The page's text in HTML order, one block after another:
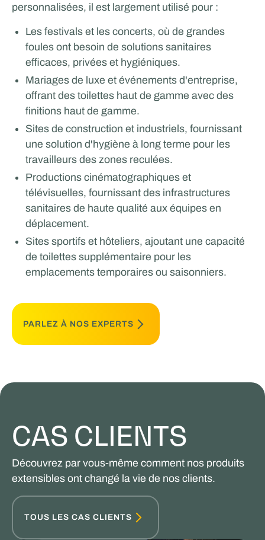
personnalisées, il est largement utilisé pour :
Les festivals et les concerts, où de grandes
foules ont besoin de solutions sanitaires
efficaces, privées et hygiéniques.
Mariages de luxe et événements d'entreprise,
offrant des toilettes haut de gamme avec des
finitions haut de gamme.
Sites de construction et industriels, fournissant
une solution d'hygiène à long terme pour les
travailleurs des zones reculées.
Productions cinématographiques et
télévisuelles, fournissant des infrastructures
sanitaires de haute qualité aux équipes en
déplacement.
Sites sportifs et hôteliers, ajoutant une capacité
de toilettes supplémentaire pour les
emplacements temporaires ou saisonniers.
PARLEZ À NOS EXPERTS
CAS CLIENTS
Découvrez par vous-même comment nos produits
extensibles ont changé la vie de nos clients.
TOUS LES CAS CLIENTS